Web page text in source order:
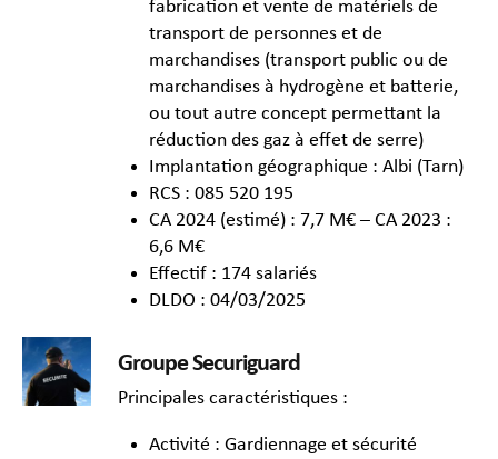
fabrication et vente de matériels de
transport de personnes et de
marchandises (transport public ou de
marchandises à hydrogène et batterie,
ou tout autre concept permettant la
réduction des gaz à effet de serre)
Implantation géographique : Albi (Tarn)
RCS : 085 520 195
CA 2024 (estimé) : 7,7 M€ – CA 2023 :
6,6 M€
Effectif : 174 salariés
DLDO : 04/03/2025
Groupe Securiguard
Principales caractéristiques :
Activité : Gardiennage et sécurité